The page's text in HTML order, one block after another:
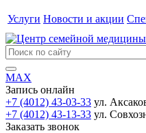
Услуги Новости и акции
MAX
Запись онлайн
+7 (4012) 43-03-33 ул.
+7 (4012) 43-13-33 ул.
Заказать звонок